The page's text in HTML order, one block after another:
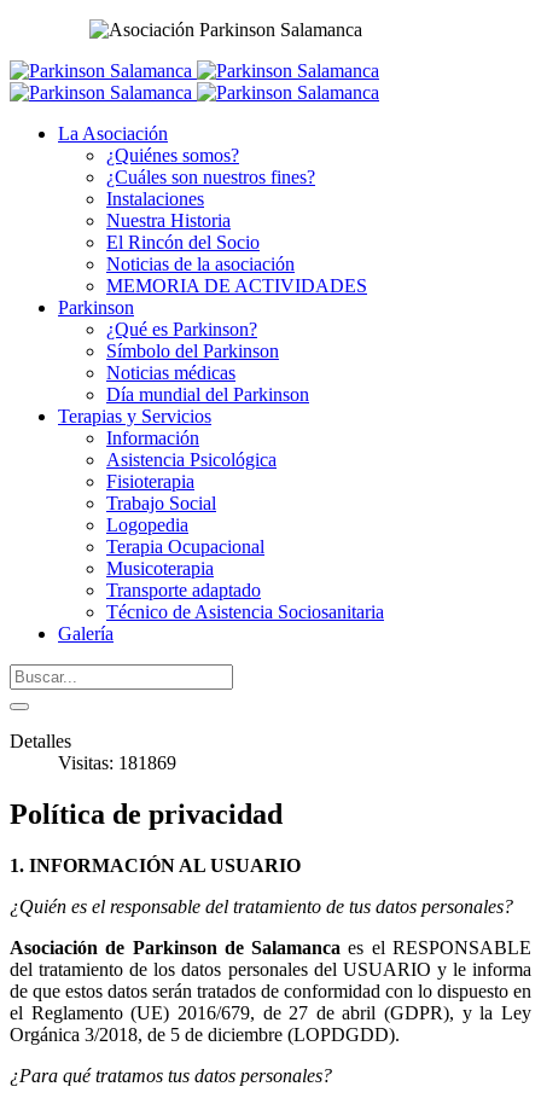
La Asociación
¿Quiénes somos?
¿Cuáles son nuestros fines?
Instalaciones
Nuestra Historia
El Rincón del Socio
Noticias de la asociación
MEMORIA DE ACTIVIDADES
Parkinson
¿Qué es Parkinson?
Símbolo del Parkinson
Noticias médicas
Día mundial del Parkinson
Terapias y Servicios
Información
Asistencia Psicológica
Fisioterapia
Trabajo Social
Logopedia
Terapia Ocupacional
Musicoterapia
Transporte adaptado
Técnico de Asistencia Sociosanitaria
Galería
Detalles
Visitas: 181869
Política de privacidad
1. INFORMACIÓN AL USUARIO
¿Quién es el responsable del tratamiento de tus datos personales?
Asociación de Parkinson de Salamanca es el RESPONSABLE
del tratamiento de los datos personales del USUARIO y le informa
de que estos datos serán tratados de conformidad con lo dispuesto en
el Reglamento (UE) 2016/679, de 27 de abril (GDPR), y la Ley
Orgánica 3/2018, de 5 de diciembre (LOPDGDD).
¿Para qué tratamos tus datos personales?